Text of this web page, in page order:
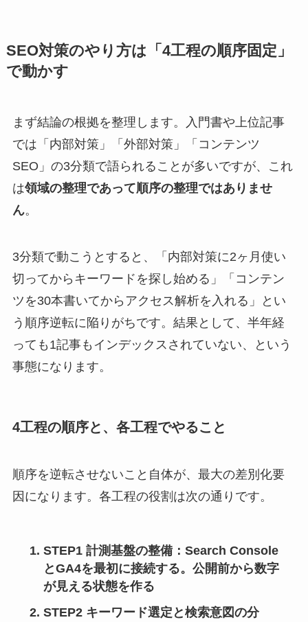
SEO対策のやり方は「4工程の順序固定」
で動かす
まず結論の根拠を整理します。入門書や上位記事
では「内部対策」「外部対策」「コンテンツ
SEO」の3分類で語られることが多いですが、これ
は領域の整理であって順序の整理ではありませ
ん。
3分類で動こうとすると、「内部対策に2ヶ月使い
切ってからキーワードを探し始める」「コンテン
ツを30本書いてからアクセス解析を入れる」とい
う順序逆転に陥りがちです。結果として、半年経
っても1記事もインデックスされていない、という
事態になります。
4工程の順序と、各工程でやること
順序を逆転させないこと自体が、最大の差別化要
因になります。各工程の役割は次の通りです。
STEP1 計測基盤の整備：Search Console
とGA4を最初に接続する。公開前から数字
が見える状態を作る
STEP2 キーワード選定と検索意図の分